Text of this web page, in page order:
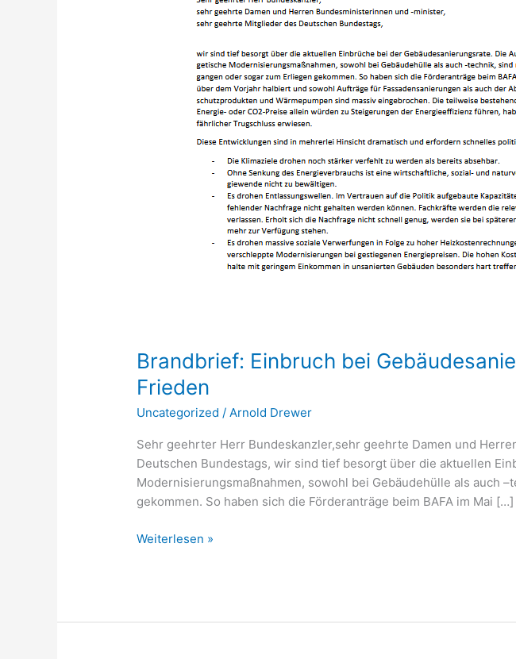
Brandbrief: Einbruch bei
Frieden
Uncategorized /Arnold Drewer
Sehr geehrter Herr Bundeskanzler,sehr geehrte Damen und
Deutschen Bundestags, wir sind tief besorgt über die aktuellen
Modernisierungsmaßnahmen, sowohl bei Gebäudehülle als auch
gekommen. So haben sich die Förderanträge beim BAFA im Mai […]
Weiterlesen »